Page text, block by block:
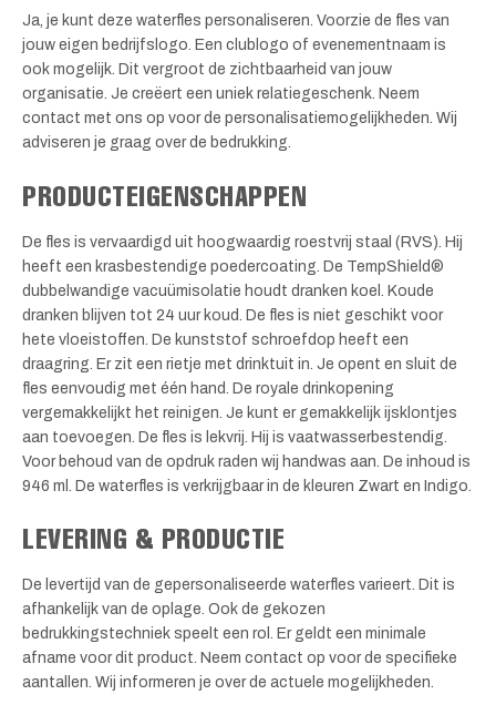
Ja, je kunt deze waterfles personaliseren. Voorzie de fles van
jouw eigen bedrijfslogo. Een clublogo of evenementnaam is
ook mogelijk. Dit vergroot de zichtbaarheid van jouw
organisatie. Je creëert een uniek relatiegeschenk. Neem
contact met ons op voor de personalisatiemogelijkheden. Wij
adviseren je graag over de bedrukking.
PRODUCTEIGENSCHAPPEN
De fles is vervaardigd uit hoogwaardig roestvrij staal (RVS). Hij
heeft een krasbestendige poedercoating. De TempShield®
dubbelwandige vacuümisolatie houdt dranken koel. Koude
dranken blijven tot 24 uur koud. De fles is niet geschikt voor
hete vloeistoffen. De kunststof schroefdop heeft een
draagring. Er zit een rietje met drinktuit in. Je opent en sluit de
fles eenvoudig met één hand. De royale drinkopening
vergemakkelijkt het reinigen. Je kunt er gemakkelijk ijsklontjes
aan toevoegen. De fles is lekvrij. Hij is vaatwasserbestendig.
Voor behoud van de opdruk raden wij handwas aan. De inhoud is
946 ml. De waterfles is verkrijgbaar in de kleuren Zwart en Indigo.
LEVERING & PRODUCTIE
De levertijd van de gepersonaliseerde waterfles varieert. Dit is
afhankelijk van de oplage. Ook de gekozen
bedrukkingstechniek speelt een rol. Er geldt een minimale
afname voor dit product. Neem contact op voor de specifieke
aantallen. Wij informeren je over de actuele mogelijkheden.